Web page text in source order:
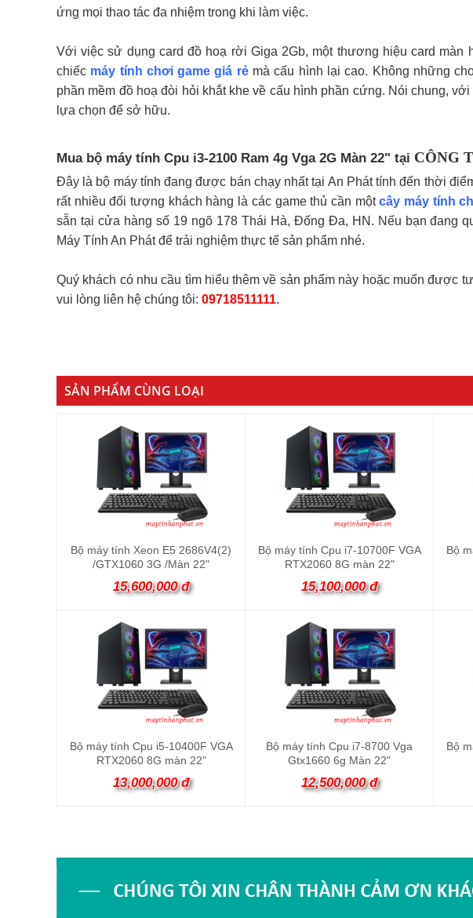
ứng mọi thao tác đa nhiệm trong khi làm việc.
Với việc sử dụng card đồ hoạ rời Giga 2Gb, một thương hiệu card
chiếc máy tính chơi game giá rẻmà cấu hình lại cao. Không những
phần mềm đồ hoạ đòi hỏi khắt khe về cấu hình phần cứng. Nói chung,
lựa chọn để sở hữu.
Mua bộ máy tính Cpu i3-2100 Ram 4g Vga 2G Màn 22" tại CÔNG
Đây là bộ máy tính đang được bán chạy nhất tại An Phát tính đến thời
rất nhiều đối tượng khách hàng là các game thủ cần mộtcây máy tính
sẵn tại cửa hàng số 19 ngõ 178 Thái Hà, Đống Đa, HN. Nếu bạn đang
Máy Tính An Phát để trải nghiệm thực tế sản phẩm nhé.
Quý khách có nhu cầu tìm hiểu thêm về sản phẩm này hoặc muốn được
vui lòng liên hệ chúng tôi: 09718511111.
SẢN PHẨM CÙNG LOẠI
Bộ máy tính Xeon E5 2686V4(2)
/GTX1060 3G /Màn 22"
15,600,000 đ
Bộ máy tính Cpu i7-10700F VGA
RTX2060 8G màn 22"
15,100,000 đ
Bộ
Bộ máy tính Cpu i5-10400F VGA
RTX2060 8G màn 22"
13,000,000 đ
Bộ máy tính Cpu i7-8700 Vga
Gtx1660 6g Màn 22"
12,500,000 đ
Bộ